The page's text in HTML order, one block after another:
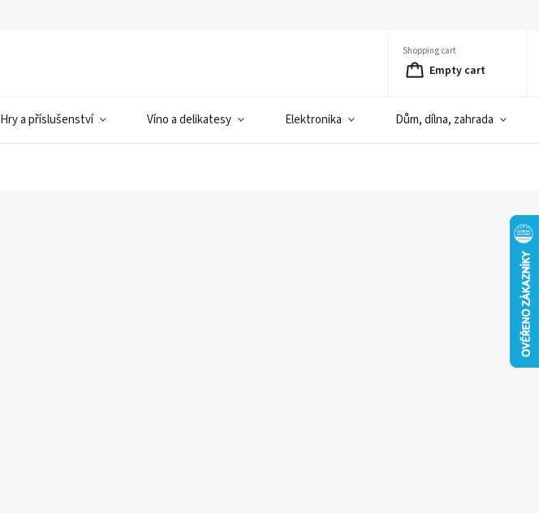
Shopping cart
Empty cart
Hry a příslušenství Víno a delikatesy Elektronika Dům, dílna, zahrada